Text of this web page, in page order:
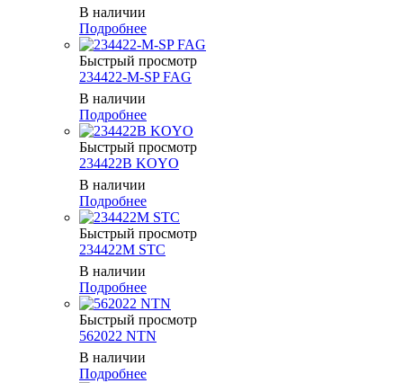
В наличии
Подробнее
Быстрый просмотр
234422-M-SP FAG
В наличии
Подробнее
Быстрый просмотр
234422B KOYO
В наличии
Подробнее
Быстрый просмотр
234422M STC
В наличии
Подробнее
Быстрый просмотр
562022 NTN
В наличии
Подробнее